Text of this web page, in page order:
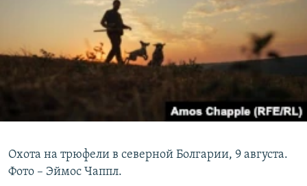
Охота на трюфели в северной Болгарии, 9 августа.
Фото – Эймос Чаппл.